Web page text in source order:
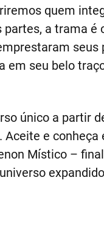
quem
a trama é
seus
em seu belo
único a partir
e conheça
Místico –